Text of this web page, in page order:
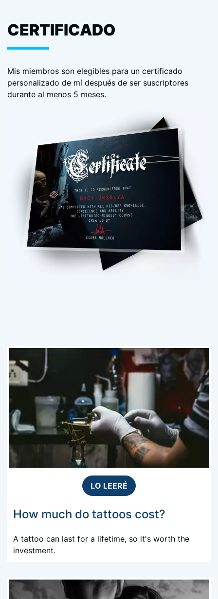
CERTIFICADO
Mis miembros son elegibles para un certificado
personalizado de mí después de ser suscriptores
durante al menos 5 meses.
LO LEERÉ
How much do tattoos cost?
A tattoo can last for a lifetime, so it's worth the
investment.